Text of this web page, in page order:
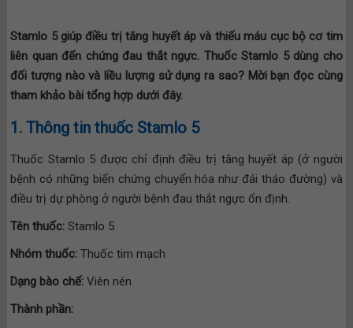
Stamlo 5 giúp điều trị tăng huyết áp và thiếu máu cục bộ cơ tim
liên quan đến chứng đau thắt ngực. Thuốc Stamlo 5 dùng cho
đối tượng nào và liều lượng sử dụng ra sao? Mời bạn đọc cùng
tham khảo bài tổng hợp dưới đây.
1. Thông tin thuốc Stamlo 5
Thuốc Stamlo 5 được chỉ định điều trị tăng huyết áp (ở người
bệnh có những biến chứng chuyển hóa như đái tháo đường) và
điều trị dự phòng ở người bệnh đau thắt ngực ổn định.
Tên thuốc: Stamlo 5
Nhóm thuốc: Thuốc tim mạch
Dạng bào chế: Viên nén
Thành phần: